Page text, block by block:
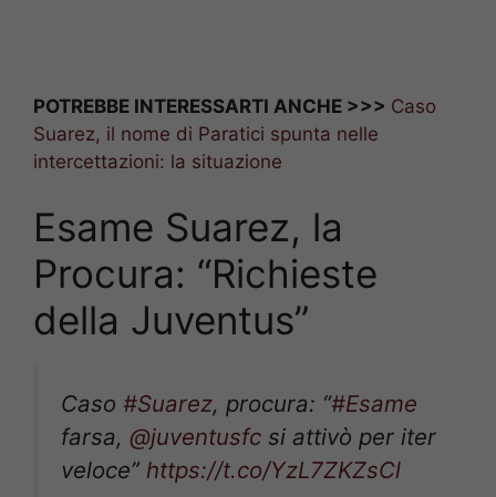
POTREBBE INTERESSARTI ANCHE >>> Caso
Suarez, il nome di Paratici spunta nelle
intercettazioni: la situazione
Esame Suarez, la
Procura: “Richieste
della Juventus”
Caso #Suarez, procura: “#Esame
farsa, @juventusfc si attivò per iter
veloce” https://t.co/YzL7ZKZsCl